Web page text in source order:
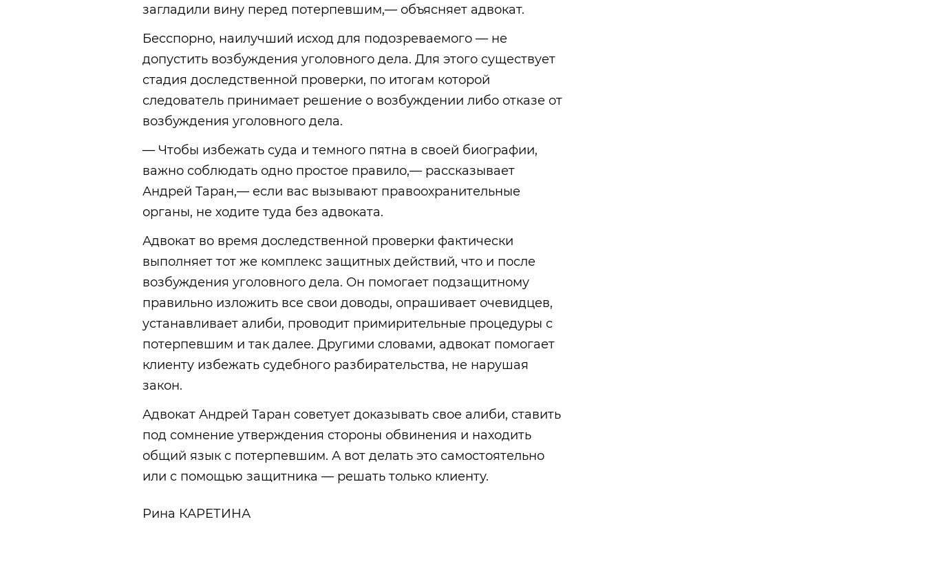
загладили вину перед потерпевшим,— объясняет адвокат.
Бесспорно, наилучший исход для подозреваемого — не
допустить возбуждения уголовного дела. Для этого существует
стадия доследственной проверки, по итогам которой
следователь принимает решение о возбуждении либо отказе от
возбуждения уголовного дела.
— Чтобы избежать суда и темного пятна в своей биографии,
важно соблюдать одно простое правило,— рассказывает
Андрей Таран,— если вас вызывают правоохранительные
органы, не ходите туда без адвоката.
Адвокат во время доследственной проверки фактически
выполняет тот же комплекс защитных действий, что и после
возбуждения уголовного дела. Он помогает подзащитному
правильно изложить все свои доводы, опрашивает очевидцев,
устанавливает алиби, проводит примирительные процедуры с
потерпевшим и так далее. Другими словами, адвокат помогает
клиенту избежать судебного разбирательства, не нарушая
закон.
Адвокат Андрей Таран советует доказывать свое алиби, ставить
под сомнение утверждения стороны обвинения и находить
общий язык с потерпевшим. А вот делать это самостоятельно
или с помощью защитника — решать только клиенту.
Рина КАРЕТИНА